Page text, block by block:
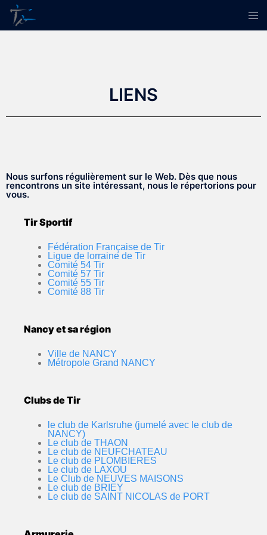
LIENS
Nous surfons régulièrement sur le Web. Dès que nous
rencontrons un site intéressant, nous le répertorions pour
vous.
Tir Sportif
Fédération Française de Tir
Ligue de lorraine de Tir
Comité 54 Tir
Comité 57 Tir
Comité 55 Tir
Comité 88 Tir
Nancy et sa région
Ville de NANCY
Métropole Grand NANCY
Clubs de Tir
le club de Karlsruhe (jumelé avec le club de
NANCY)
Le club de THAON
Le club de NEUFCHATEAU
Le club de PLOMBIERES
Le club de LAXOU
Le Club de NEUVES MAISONS
Le club de BRIEY
Le club de SAINT NICOLAS de PORT